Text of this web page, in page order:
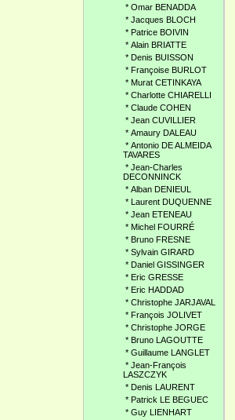
* Omar BENADDA
* Jacques BLOCH
* Patrice BOIVIN
* Alain BRIATTE
* Denis BUISSON
* Françoise BURLOT
* Murat CETINKAYA
* Charlotte CHIARELLI
* Claude COHEN
* Jean CUVILLIER
* Amaury DALEAU
* Antonio DE ALMEIDA
TAVARES
* Jean-Charles
DECONNINCK
* Alban DENIEUL
* Laurent DUQUENNE
* Jean ETENEAU
* Michel FOURRÉ
* Bruno FRESNE
* Sylvain GIRARD
* Daniel GISSINGER
* Eric GRESSE
* Eric HADDAD
* Christophe JARJAVAL
* François JOLIVET
* Christophe JORGE
* Bruno LAGOUTTE
* Guillaume LANGLET
* Jean-François
LASZCZYK
* Denis LAURENT
* Patrick LE BEGUEC
* Guy LIENHART